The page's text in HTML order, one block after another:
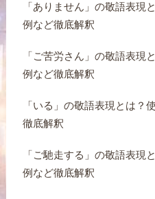
「ありません」の敬語表現
例など徹底解釈
「ご苦労さん」の敬語表現
例など徹底解釈
「いる」の敬語表現とは？
徹底解釈
「ご馳走する」の敬語表現
例など徹底解釈